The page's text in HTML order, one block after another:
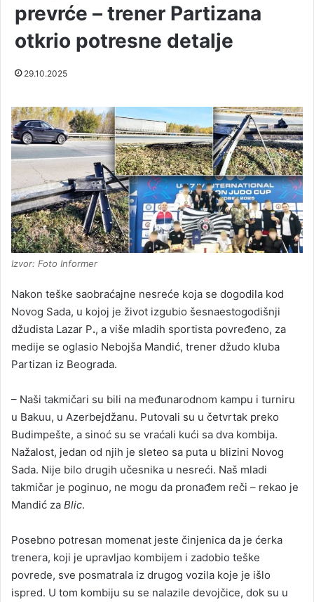
prevrće – trener Partizana
otkrio potresne detalje
29.10.2025
Izvor: Foto Informer
Nakon teške saobraćajne nesreće koja se dogodila kod
Novog Sada, u kojoj je život izgubio šesnaestogodišnji
džudista Lazar P., a više mladih sportista povređeno, za
medije se oglasio Nebojša Mandić, trener džudo kluba
Partizan iz Beograda.
– Naši takmičari su bili na međunarodnom kampu i turniru
u Bakuu, u Azerbejdžanu. Putovali su u četvrtak preko
Budimpešte, a sinoć su se vraćali kući sa dva kombija.
Nažalost, jedan od njih je sleteo sa puta u blizini Novog
Sada. Nije bilo drugih učesnika u nesreći. Naš mladi
takmičar je poginuo, ne mogu da pronađem reči – rekao je
Mandić za Blic.
Posebno potresan momenat jeste činjenica da je ćerka
trenera, koji je upravljao kombijem i zadobio teške
povrede, sve posmatrala iz drugog vozila koje je išlo
ispred. U tom kombiju su se nalazile devojčice, dok su u